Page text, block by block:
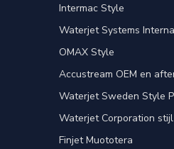
Intermac Style
Waterjet Systems
OMAX Style
Accustream OEM en
Waterjet Sweden Style
Waterjet Corporation
Finjet Muototera